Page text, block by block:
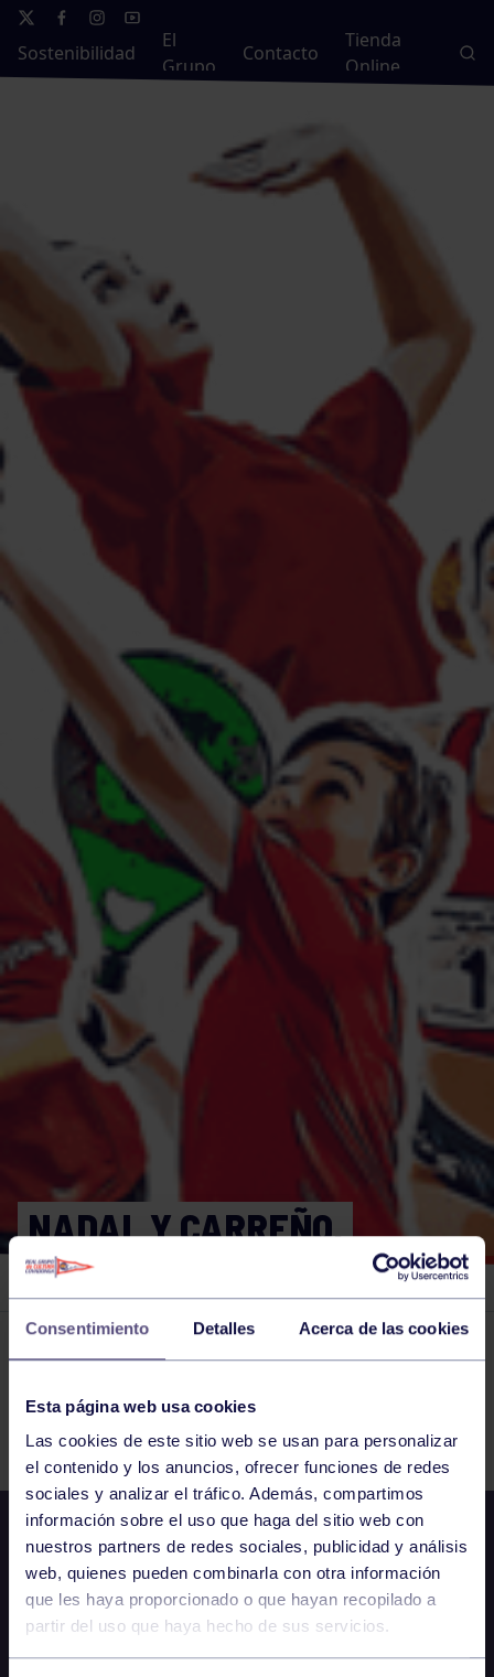
Consentimiento Detalles Acerca de las cookies
Esta página web usa cookies
Las cookies de este sitio web se usan para personalizar
el contenido y los anuncios, ofrecer funciones de redes
sociales y analizar el tráfico. Además, compartimos
información sobre el uso que haga del sitio web con
nuestros partners de redes sociales, publicidad y análisis
web, quienes pueden combinarla con otra información
que les haya proporcionado o que hayan recopilado a
partir del uso que haya hecho de sus servicios.
Sostenibilidad
El
Grupo
Contacto
Tienda
Online
NADAL Y CARREÑO,
PAREJA GANADORA
El grupo en prensa 11 ENE 2020
Comparte